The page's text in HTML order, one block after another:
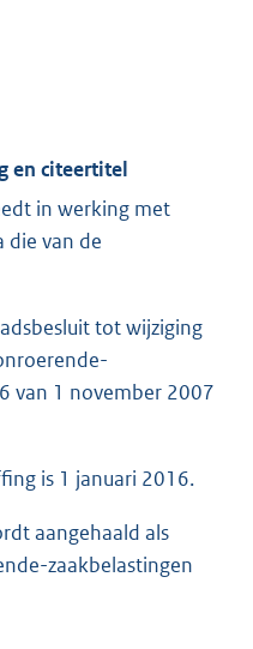
en citeertitel
in werking met
die van de
tot wijziging
van 1 november 2007
is 1 januari 2016.
aangehaald als
zaakbelastingen